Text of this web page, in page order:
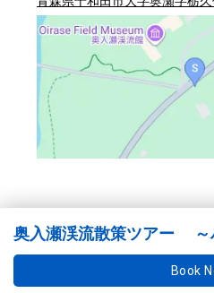
奥入瀬渓流散策ツアー ～
Book